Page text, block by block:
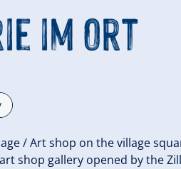
im Ort
/ Art shop on the village
shop gallery opened by the